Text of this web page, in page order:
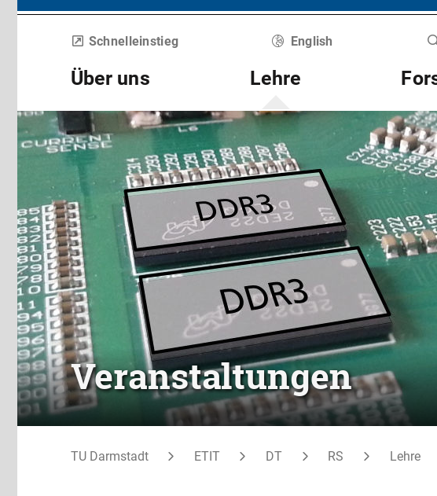
Menü überspringen
Schnelleinstieg English
Über uns Lehre
Veranstaltungen
TU Darmstadt ETIT DT RS Lehre